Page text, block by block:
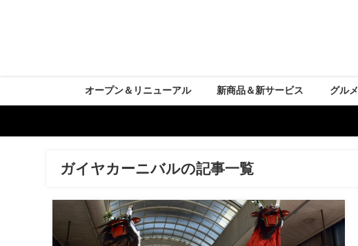
オープン＆リニューアル 新商品＆新サービス グルメ
ガイヤカーニバルの記事一覧